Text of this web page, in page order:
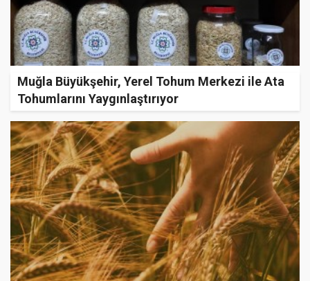
Muğla Büyükşehir, Yerel Tohum Merkezi ile Ata
Tohumlarını Yaygınlaştırıyor